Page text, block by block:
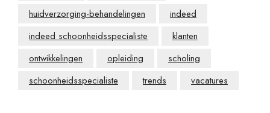
huidverzorging-behandelingen
indeed
indeed schoonheidsspecialiste
klanten
ontwikkelingen
opleiding
scholing
schoonheidsspecialiste
trends vacatures